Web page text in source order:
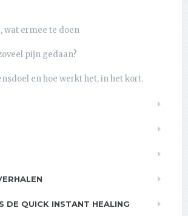
wat ermee te doen
pijn gedaan?
en hoe werkt het, in het kort.
DE QUICK INSTANT HEALING